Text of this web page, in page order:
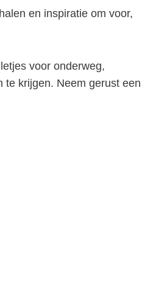
en inspiratie om voor,
voor onderweg,
te krijgen. Neem gerust een